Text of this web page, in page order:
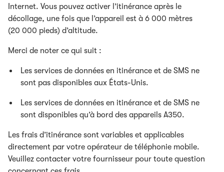
Internet. Vous pouvez activer l’itinérance après le
décollage, une fois que l’appareil est à 6 000 mètres
(20 000 pieds) d’altitude.
Merci de noter ce qui suit :
Les services de données en itinérance et de SMS ne
sont pas disponibles aux États-Unis.
Les services de données en itinérance et de SMS ne
sont disponibles qu’à bord des appareils A350.
Les frais d’itinérance sont variables et applicables
directement par votre opérateur de téléphonie mobile.
Veuillez contacter votre fournisseur pour toute question